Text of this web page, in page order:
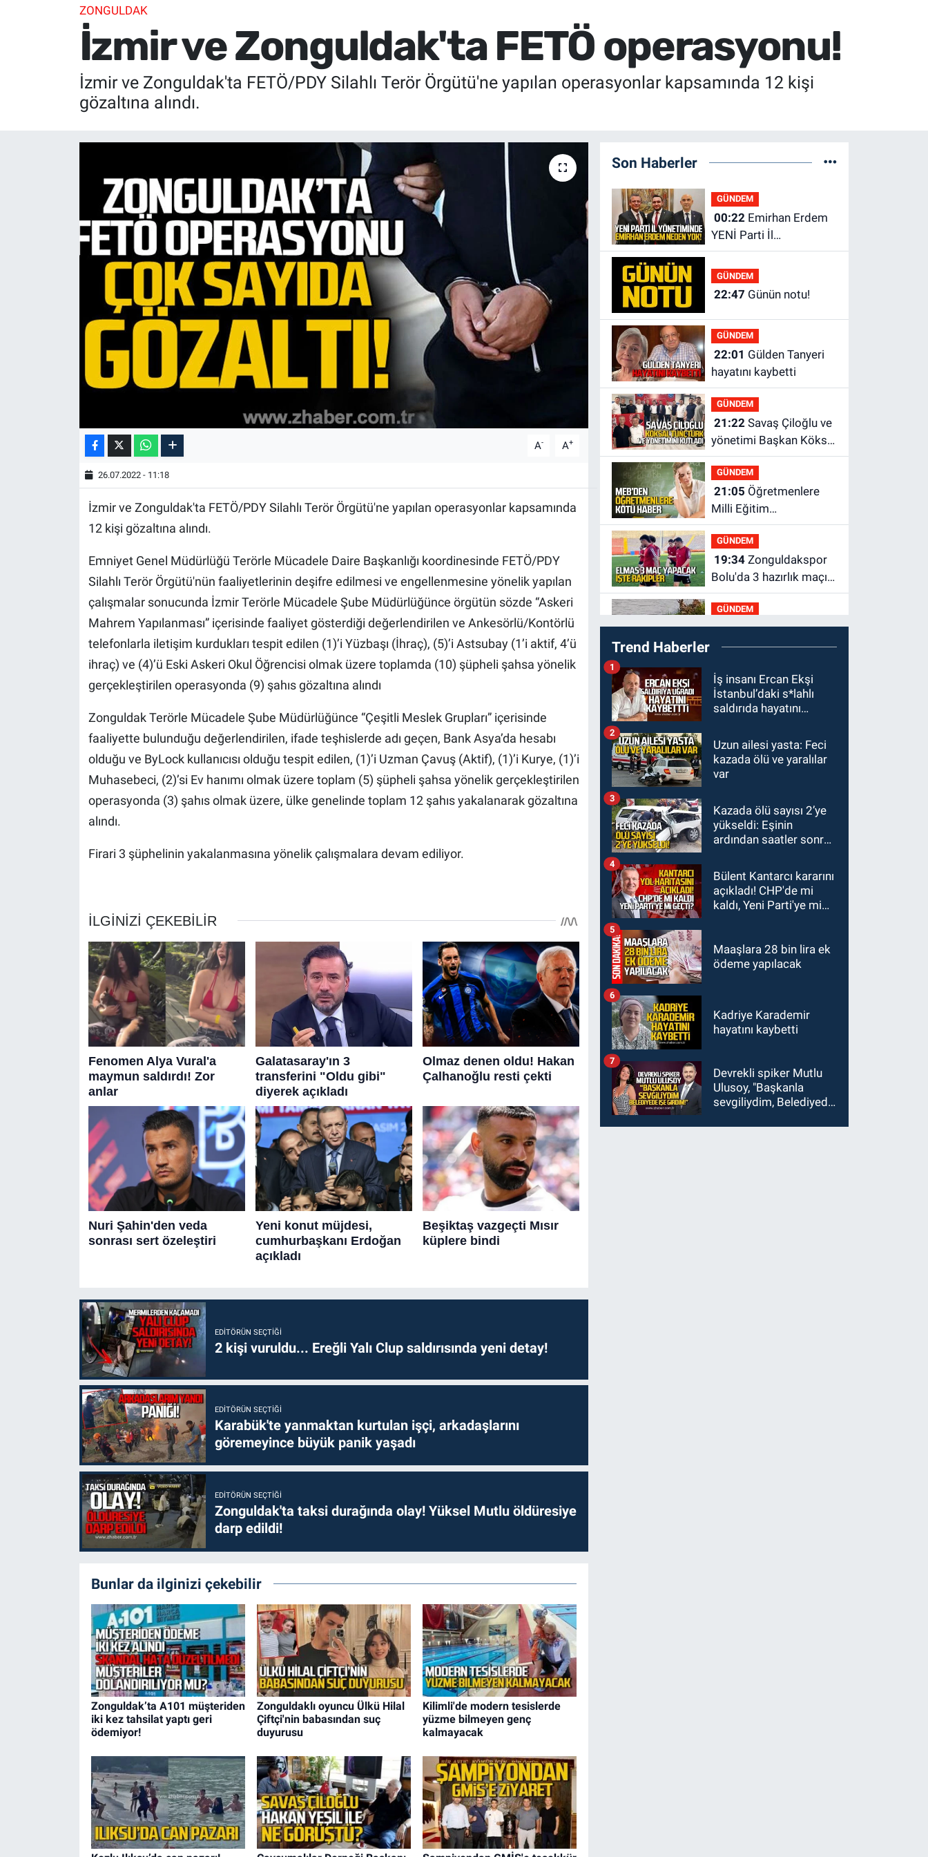
ZONGULDAK
İzmir ve Zonguldak'ta FETÖ operasyonu!
İzmir ve Zonguldak'ta FETÖ/PDY Silahlı Terör Örgütü'ne yapılan operasyonlar kapsamında 12 kişi
gözaltına alındı.
A- A+
26.07.2022 - 11:18
İzmir ve Zonguldak'ta FETÖ/PDY Silahlı Terör Örgütü'ne yapılan operasyonlar kapsamında
12 kişi gözaltına alındı.
Emniyet Genel Müdürlüğü Terörle Mücadele Daire Başkanlığı koordinesinde FETÖ/PDY
Silahlı Terör Örgütü'nün faaliyetlerinin deşifre edilmesi ve engellenmesine yönelik yapılan
çalışmalar sonucunda İzmir Terörle Mücadele Şube Müdürlüğünce örgütün sözde “Askeri
Mahrem Yapılanması” içerisinde faaliyet gösterdiği değerlendirilen ve Ankesörlü/Kontörlü
telefonlarla iletişim kurdukları tespit edilen (1)’i Yüzbaşı (İhraç), (5)’i Astsubay (1’i aktif, 4’ü
ihraç) ve (4)’ü Eski Askeri Okul Öğrencisi olmak üzere toplamda (10) şüpheli şahsa yönelik
gerçekleştirilen operasyonda (9) şahıs gözaltına alındı
Zonguldak Terörle Mücadele Şube Müdürlüğünce “Çeşitli Meslek Grupları” içerisinde
faaliyette bulunduğu değerlendirilen, ifade teşhislerde adı geçen, Bank Asya’da hesabı
olduğu ve ByLock kullanıcısı olduğu tespit edilen, (1)’i Uzman Çavuş (Aktif), (1)’i Kurye, (1)’i
Muhasebeci, (2)’si Ev hanımı olmak üzere toplam (5) şüpheli şahsa yönelik gerçekleştirilen
operasyonda (3) şahıs olmak üzere, ülke genelinde toplam 12 şahıs yakalanarak gözaltına
alındı.
Firari 3 şüphelinin yakalanmasına yönelik çalışmalara devam ediliyor.
EDITÖRÜN SEÇTIĞI
2 kişi vuruldu... Ereğli Yalı Clup saldırısında yeni detay!
EDITÖRÜN SEÇTIĞI
Karabük'te yanmaktan kurtulan işçi, arkadaşlarını
göremeyince büyük panik yaşadı
EDITÖRÜN SEÇTIĞI
Zonguldak'ta taksi durağında olay! Yüksel Mutlu öldüresiye
darp edildi!
Bunlar da ilginizi çekebilir
Zonguldak’ta A101 müşteriden
iki kez tahsilat yaptı geri
ödemiyor!
Zonguldaklı oyuncu Ülkü Hilal
Çiftçi'nin babasından suç
duyurusu
Kilimli'de modern tesislerde
yüzme bilmeyen genç
kalmayacak
Son Haberler
GÜNDEM
00:22Emirhan Erdem
YENİ Parti İl
yönetiminden neden
yok?
GÜNDEM
22:47 Günün notu!
GÜNDEM
22:01
hayatını kaybetti
GÜNDEM
21:22Savaş Çiloğlu ve
yönetimi Başkan Köksal
Tunçtürk’ü kutladı
GÜNDEM
21:05
Milli Eğitim
Bakanlığı'ndan kötü
haber
GÜNDEM
19:34Zonguldakspor
Bolu'da 3 hazırlık maçı
oynayacak... İşte
rakipler...
GÜNDEM
19:27Çaycuma
ırmağında görüldü:
yaşadı
GÜNDEM
19:12TMO kabuklu
fındık alım fiyatlarını
GÜNDEM
18:52Zonguldak'ta
pitbul köpek anne ve
Tedavi altındalar
GÜNDEM
18:44Zonguldak'ta
araç yayaya çarptı: Ağır
altına alındı
Trend Haberler
İş insanı Ercan Ekşi
İstanbul’daki s*lahlı
saldırıda hayatını
1
Uzun ailesi yasta: Feci
kazada ölü ve yaralılar
var
2
Kazada ölü sayısı 2’ye
yükseldi: Eşinin
ardından saatler sonra
kaybetti
3
Bülent Kantarcı kararını
açıkladı! CHP'de mi
kaldı, Yeni Parti'ye mi
4
Maaşlara 28 bin lira ek
ödeme yapılacak
5
Kadriye Karademir
hayatını kaybetti
6
Devrekli spiker Mutlu
Ulusoy, "Başkanla
sevgiliydim, Belediyede
7